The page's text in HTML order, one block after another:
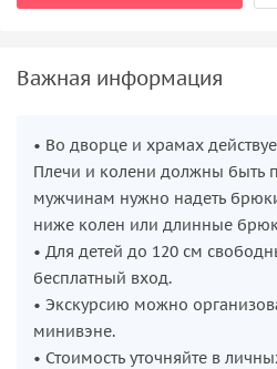
Важная информация
• Во дворце и храмах
Плечи и колени должны быть
мужчинам нужно надеть
ниже колен или длинные
• Для детей до 120 см
бесплатный вход.
• Экскурсию можно
минивэне.
• Стоимость уточняйте в